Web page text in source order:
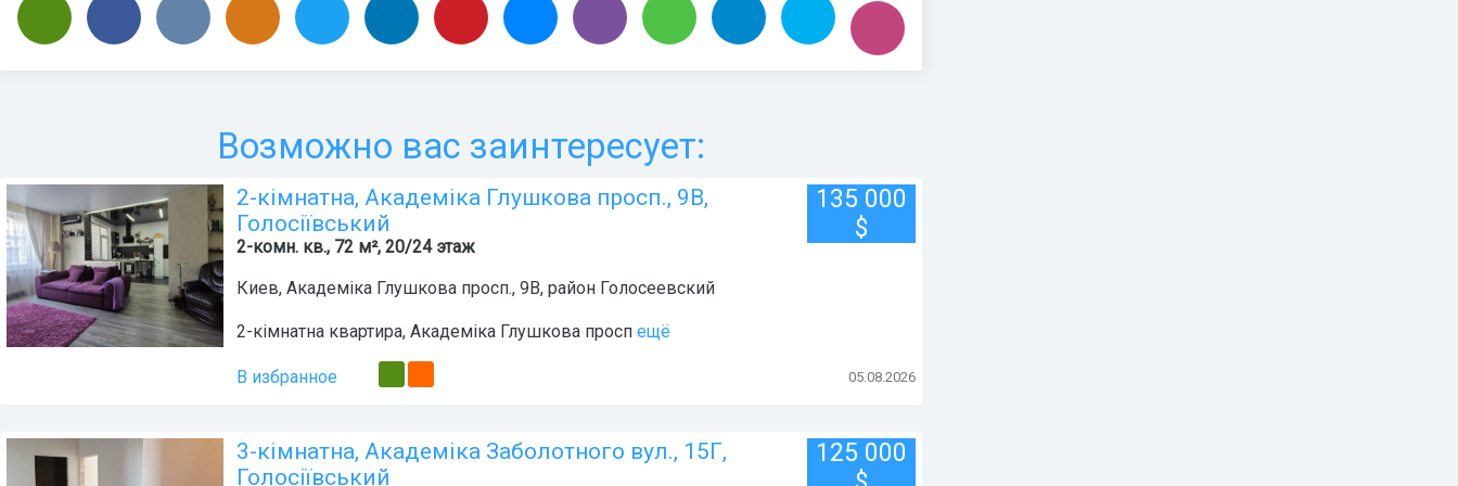
Возможно вас заинтересует:
2-кімнатна, Академіка Глушкова просп., 9В,
Голосіївський
2-комн. кв., 72 м², 20/24 этаж
Киев, Академіка Глушкова просп., 9В, район Голосеевский
2-кімнатна квартира, Академіка Глушкова просп ещё
135 000
$
В избранное 05.08.2026
3-кімнатна, Академіка Заболотного вул., 15Г,
Голосіївський
125 000